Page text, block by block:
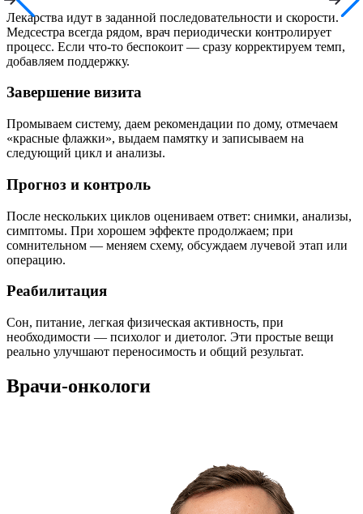
Лекарства идут в заданной последовательности и скорости.
Медсестра всегда рядом, врач периодически контролирует
процесс. Если что-то беспокоит — сразу корректируем темп,
добавляем поддержку.
Завершение визита
Промываем систему, даем рекомендации по дому, отмечаем
«красные флажки», выдаем памятку и записываем на
следующий цикл и анализы.
Прогноз и контроль
После нескольких циклов оцениваем ответ: снимки, анализы,
симптомы. При хорошем эффекте продолжаем; при
сомнительном — меняем схему, обсуждаем лучевой этап или
операцию.
Реабилитация
Сон, питание, легкая физическая активность, при
необходимости — психолог и диетолог. Эти простые вещи
реально улучшают переносимость и общий результат.
Врачи-онкологи